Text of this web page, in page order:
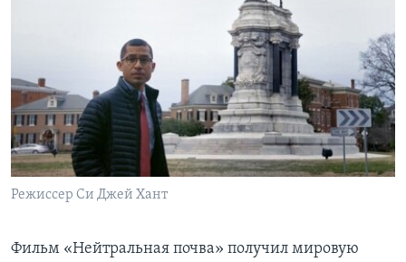
Режиссер Си Джей Хант
Фильм «Нейтральная почва» получил мировую